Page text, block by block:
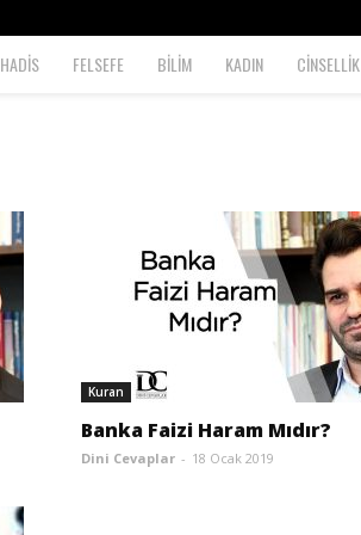
HADİS FELSEFE BİLİM KADIN CİNSELLİK
Kuran
Banka Faizi Haram Mıdır?
Dini Cevaplar - 18 Ocak 2019